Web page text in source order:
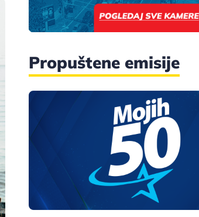
Propuštene emisije